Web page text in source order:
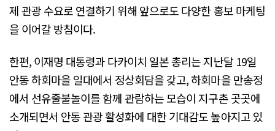
제 관광 수요로 연결하기 위해 앞으로도 다양한 홍보 마케팅
을 이어갈 방침이다.
한편, 이재명 대통령과 다카이치 일본 총리는 지난달 19일
안동 하회마을 일대에서 정상회담을 갖고, 하회마을 만송정
에서 선유줄불놀이를 함께 관람하는 모습이 지구촌 곳곳에
소개되면서 안동 관광 활성화에 대한 기대감도 높아지고 있